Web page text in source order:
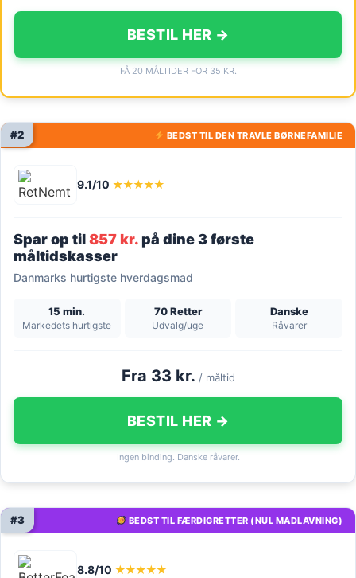
BESTIL HER →
FÅ 20 MÅLTIDER FOR 35 KR.
BEDST TIL DEN TRAVLE BØRNEFAMILIE
#2
9.1/10 ★★★★★
Spar op til857 kr.på dine 3 første
måltidskasser
Danmarks hurtigste hverdagsmad
15 min.
Markedets hurtigste
70 Retter
Udvalg/uge
Danske
Råvarer
Fra 33 kr. / måltid
BESTIL HER →
Ingen binding. Danske råvarer.
BEDST TIL FÆRDIGRETTER (NUL MADLAVNING)
#3
8.8/10 ★★★★★